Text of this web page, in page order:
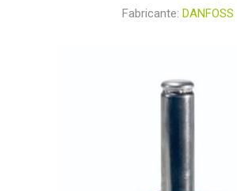
Fabricante: DANFOSS